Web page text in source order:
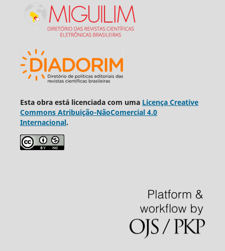
Esta obra está licenciada com uma Licença Creative
Commons Atribuição-NãoComercial 4.0
Internacional.